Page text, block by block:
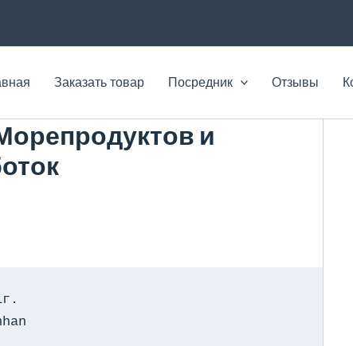
Заказать товар Посредник Отзывы
и